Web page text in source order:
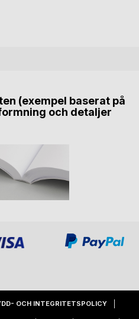
(exempel baserat på
och detaljer
OCH INTEGRITETSPOLICY